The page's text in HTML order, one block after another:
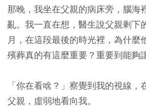
那晚，我坐在父親的病床旁，腦海
亂。我一直在想，醫生說父親剩下
月，在這段最後的時光裡，為什麼
殯葬真的有這麼重要？重要到能夠
「你在看啥？」察覺到我的視線，
父親，虛弱地看向我。